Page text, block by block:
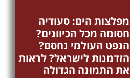
מפלצות הים: סעודיה
חסומה מכל הכיוונים?
הנפט העולמי נחסם?
הזדמנות לישראל? לראות
את התמונה הגדולה